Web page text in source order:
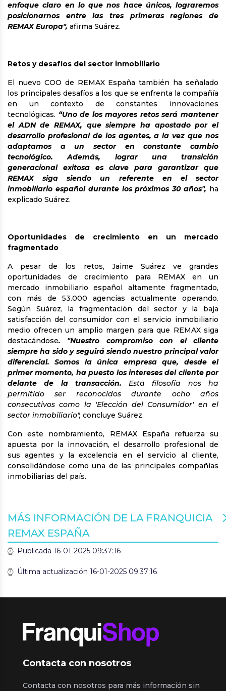
enfoque claro en lo que nos hace únicos, lograremos
posicionarnos entre las tres primeras regiones de
REMAX Europa", afirma Suárez.
Retos y desafíos del sector inmobiliario
El nuevo COO de REMAX España también ha señalado
los principales desafíos a los que se enfrenta la compañía
en un contexto de constantes innovaciones
tecnológicas. “Uno de los mayores retos será mantener
el ADN de REMAX, que siempre ha apostado por el
desarrollo profesional de los agentes, a la vez que nos
adaptamos a un sector en constante cambio
tecnológico. Además, lograr una transición
generacional exitosa es clave para garantizar que
REMAX siga siendo un referente en el sector
inmobiliario español durante los próximos 30 años", ha
explicado Suárez.
Oportunidades de crecimiento en un mercado
fragmentado
A pesar de los retos, Jaime Suárez ve grandes
oportunidades de crecimiento para REMAX en un
mercado inmobiliario español altamente fragmentado,
con más de 53.000 agencias actualmente operando.
Según Suárez, la fragmentación del sector y la baja
satisfacción del consumidor con el servicio inmobiliario
medio ofrecen un amplio margen para que REMAX siga
destacándose. "Nuestro compromiso con el cliente
siempre ha sido y seguirá siendo nuestro principal valor
diferencial. Somos la única empresa que, desde el
primer momento, ha puesto los intereses del cliente por
delante de la transacción. Esta filosofía nos ha
permitido ser reconocidos durante ocho años
consecutivos como la 'Elección del Consumidor' en el
sector inmobiliario", concluye Suárez.
Con este nombramiento, REMAX España refuerza su
apuesta por la innovación, el desarrollo profesional de
sus agentes y la excelencia en el servicio al cliente,
consolidándose como una de las principales compañías
inmobiliarias del país.
MÁS INFORMACIÓN DE LA FRANQUICIA
REMAX ESPAÑA
Publicada 16-01-2025 09:37:16
Última actualización 16-01-2025 09:37:16
Contacta con nosotros
Contacta con nosotros para más información sin